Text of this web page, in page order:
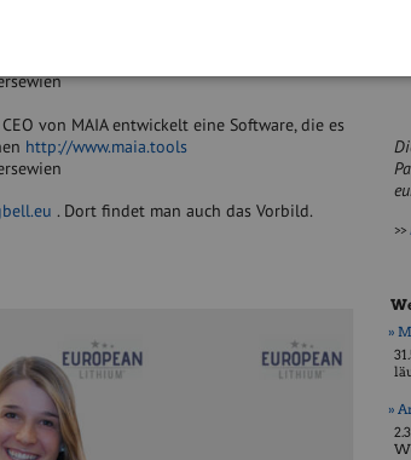
von MAIA entwickelt eine Software, die es
http://www.maia.tools
. Dort findet man auch das Vorbild.
>>
»
»